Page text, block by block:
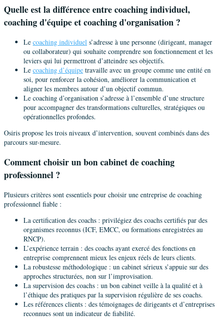
Quelle est la différence entre coaching individuel,
coaching d'équipe et coaching d'organisation ?
Le coaching individuel s’adresse à une personne (dirigeant, manager
ou collaborateur) qui souhaite comprendre son fonctionnement et les
leviers qui lui permettront d’atteindre ses objectifs.
Le coaching d’équipe travaille avec un groupe comme une entité en
soi, pour renforcer la cohésion, améliorer la communication et
aligner les membres autour d’un objectif commun.
Le coaching d’organisation s’adresse à l’ensemble d’une structure
pour accompagner des transformations culturelles, stratégiques ou
opérationnelles profondes.
Osiris propose les trois niveaux d’intervention, souvent combinés dans des
parcours sur-mesure.
Comment choisir un bon cabinet de coaching
professionnel ?
Plusieurs critères sont essentiels pour choisir une entreprise de coaching
professionnel fiable :
La certification des coachs : privilégiez des coachs certifiés par des
organismes reconnus (ICF, EMCC, ou formations enregistrées au
RNCP).
L’expérience terrain : des coachs ayant exercé des fonctions en
entreprise comprennent mieux les enjeux réels de leurs clients.
La robustesse méthodologique : un cabinet sérieux s’appuie sur des
approches structurées, non sur l’improvisation.
La supervision des coachs : un bon cabinet veille à la qualité et à
l’éthique des pratiques par la supervision régulière de ses coachs.
Les références clients : des témoignages de dirigeants et d’entreprises
reconnues sont un indicateur de fiabilité.